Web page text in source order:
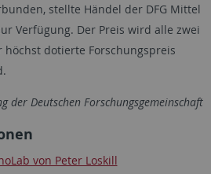
stellte Händel der DFG Mittel
Verfügung. Der Preis wird alle zwei
höchst dotierte Forschungspreis
der Deutschen Forschungsgemeinschaft
von Peter Loskill